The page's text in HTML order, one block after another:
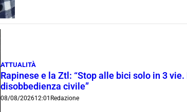
ATTUALITÀ
Rapinese e la Ztl: “Stop alle bici solo in 3
disobbedienza civile”
08/08/202612:01 Redazione